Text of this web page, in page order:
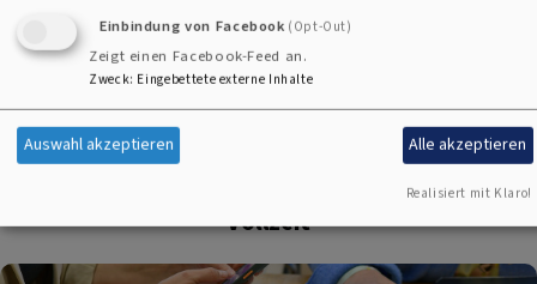
Büromanagement(w/m/d) Einsatzort: 95028 Hof
Eintrittstermin: 01.09.2026 Du arbeitest gerne am PC und
Leitung der Buchhaltung (m/w/d) in Teil- oder
Vollzeit
Einbindung von Facebook (Opt-Out)
Zeigt einen Facebook-Feed an.
Zweck: Eingebettete externe Inhalte
Auswahl akzeptieren Alle akzeptieren
Realisiert mit Klaro!